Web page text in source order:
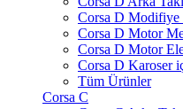
Corsa D Modifiye
Corsa D Motor
Corsa D Motor
Corsa D Karoser
Tüm Ürünler
Corsa C